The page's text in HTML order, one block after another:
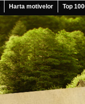
Harta motivelor Top